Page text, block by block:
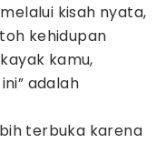
kisah nyata,
kehidupan
kamu,
adalah
terbuka karena